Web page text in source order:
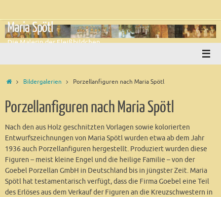
springen
Maria Spötl
Die Malerin der Fleißbildchen
StartBildergalerien Porzellanfiguren nach Maria Spötl
Porzellanfiguren nach Maria Spötl
Nach den aus Holz geschnitzten Vorlagen sowie kolorierten
Entwurfszeichnungen von Maria Spötl wurden etwa ab dem Jahr
1936 auch Porzellanfiguren hergestellt. Produziert wurden diese
Figuren – meist kleine Engel und die heilige Familie – von der
Goebel Porzellan GmbH in Deutschland bis in jüngster Zeit. Maria
Spötl hat testamentarisch verfügt, dass die Firma Goebel eine Teil
des Erlöses aus dem Verkauf der Figuren an die Kreuzschwestern in